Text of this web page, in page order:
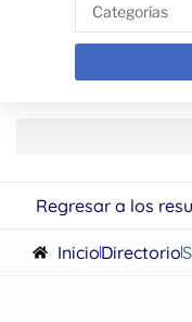
Regresar a los
InicioDirectorio